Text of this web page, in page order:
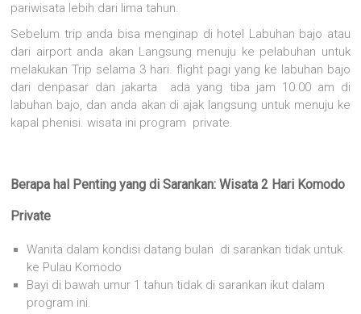
pariwisata lebih dari lima tahun.
Sebelum trip anda bisa menginap di hotel Labuhan bajo atau
dari airport anda akan Langsung menuju ke pelabuhan untuk
melakukan Trip selama 3 hari. flight pagi yang ke labuhan bajo
dari denpasar dan jakarta ada yang tiba jam 10.00 am di
labuhan bajo, dan anda akan di ajak langsung untuk menuju ke
kapal phenisi. wisata ini program private.
Berapa hal Penting yang di Sarankan: Wisata 2 Hari Komodo
Private
Wanita dalam kondisi datang bulan di sarankan tidak untuk
ke Pulau Komodo
Bayi di bawah umur 1 tahun tidak di sarankan ikut dalam
program ini.